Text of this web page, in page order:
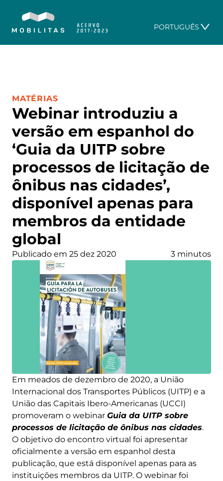
PORTUGUÊS
Webinar introduziu a
versão em espanhol do
‘Guia da UITP sobre
processos de licitação de
ônibus nas cidades’,
disponível apenas para
membros da entidade
global
CATEGORIA:
MATÉRIAS
Publicado em 25 dez 2020 3 minutos
Em meados de dezembro de 2020, a União
Internacional dos Transportes Públicos (UITP) e a
União das Capitais Ibero-Americanas (UCCI)
promoveram o webinar Guia da UITP sobre
processos de licitação de ônibus nas cidades.
O objetivo do encontro virtual foi apresentar
oficialmente a versão em espanhol desta
publicação, que está disponível apenas para as
instituições membros da UITP. O webinar foi